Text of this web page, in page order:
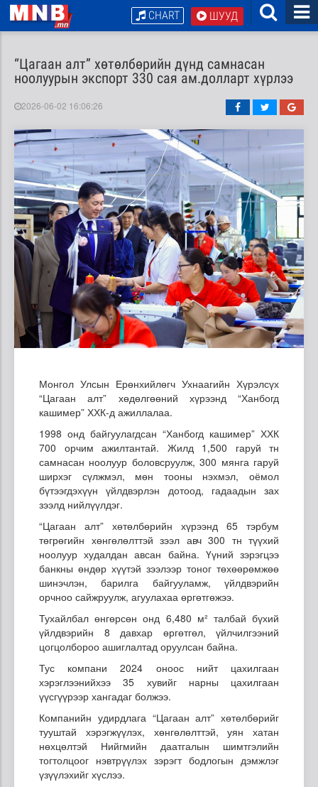
ШУУД
CHART
“Цагаан алт” хөтөлбөрийн дүнд самнасан
ноолуурын экспорт 330 сая ам.долларт хүрлээ
2026-06-02 16:06:26
Монгол Улсын Ерөнхийлөгч Ухнаагийн Хүрэлсүх
“Цагаан алт” хөдөлгөөний хүрээнд “Ханбогд
кашимер” ХХК-д ажиллалаа.
1998 онд байгуулагдсан “Ханбогд кашимер” ХХК
700 орчим ажилтантай. Жилд 1,500 гаруй тн
самнасан ноолуур боловсруулж, 300 мянга гаруй
ширхэг сүлжмэл, мөн тооны нэхмэл, оёмол
бүтээгдэхүүн үйлдвэрлэн дотоод, гадаадын зах
зээлд нийлүүлдэг.
“Цагаан алт” хөтөлбөрийн хүрээнд 65 тэрбум
төгрөгийн хөнгөлөлттэй зээл авч 300 тн түүхий
ноолуур худалдан авсан байна. Үүний зэрэгцээ
банкны өндөр хүүтэй зээлээр тоног төхөөрөмжөө
шинэчлэн, барилга байгууламж, үйлдвэрийн
орчноо сайжруулж, агуулахаа өргөтгөжээ.
Тухайлбал өнгөрсөн онд 6,480 м² талбай бүхий
үйлдвэрийн 8 давхар өргөтгөл, үйлчилгээний
цогцолбороо ашиглалтад оруулсан байна.
Тус компани 2024 оноос нийт цахилгаан
хэрэглээнийхээ 35 хувийг нарны цахилгаан
үүсгүүрээр хангадаг болжээ.
Компанийн удирдлага “Цагаан алт” хөтөлбөрийг
тууштай хэрэгжүүлэх, хөнгөлөлттэй, уян хатан
нөхцөлтэй Нийгмийн даатгалын шимтгэлийн
тогтолцоог нэвтрүүлэх зэрэгт бодлогын дэмжлэг
үзүүлэхийг хүслээ.